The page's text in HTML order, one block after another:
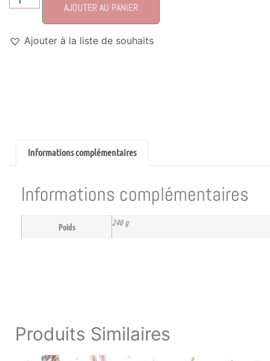
AJOUTER AU PANIER
Ajouter à la liste de souhaits
Informations complémentaires
Informations complémentaires
Poids 240 g
Produits Similaires